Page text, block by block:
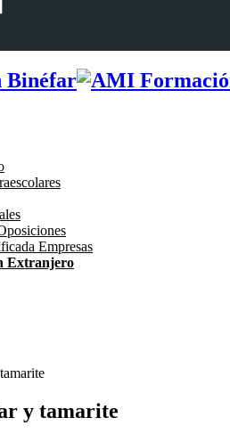
Empresas
Extranjero
y tamarite